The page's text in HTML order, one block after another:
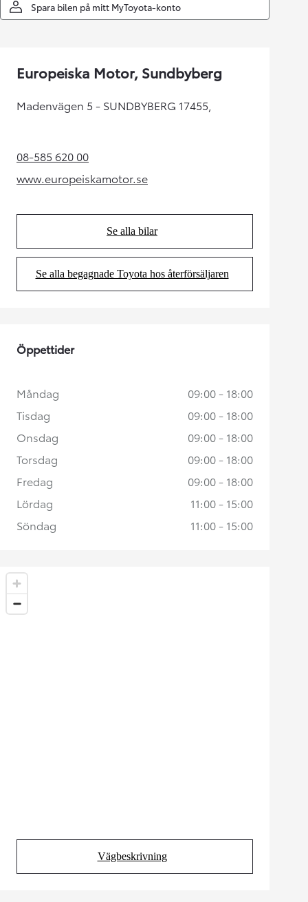
Spara bilen på mitt MyToyota-konto
Europeiska Motor, Sundbyberg
Madenvägen 5 - SUNDBYBERG 17455,
08-585 620 00(Opens in new tab)
www.europeiskamotor.se
(Opens in new tab)
Se alla bilar
(Opens in new tab)
Se alla begagnade Toyota hos återförsäljaren
(Opens in new tab)
Vägbeskrivning
(Opens in new tab)
Öppettider
Måndag
09:00 - 18:00
Tisdag
09:00 - 18:00
Onsdag
09:00 - 18:00
Torsdag
09:00 - 18:00
Fredag
09:00 - 18:00
Lördag
11:00 - 15:00
Söndag
11:00 - 15:00